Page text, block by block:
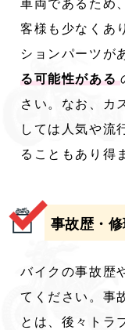
車両であるため
客様も少なくあ
ションパーツが
る可能性がある
さい。なお、カ
しては人気や流
ることもあり得
事故歴・
バイクの事故歴
てください。事
とは、後々トラ